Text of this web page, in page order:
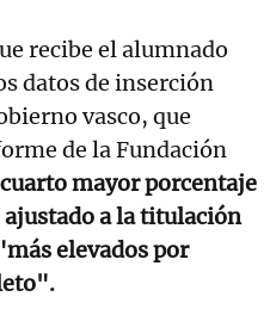
recibe el alumnado
datos de inserción
vasco, que
de la Fundación
cuarto mayor porcentaje
ajustado a la titulación
elevados por